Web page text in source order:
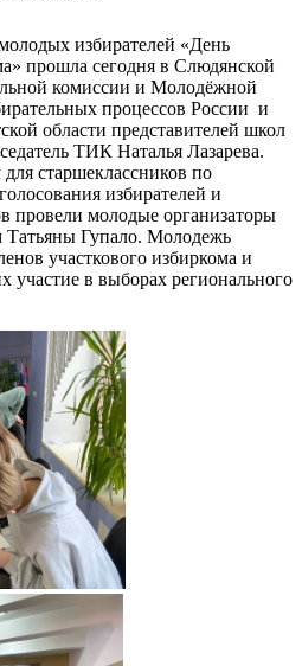
избирателей «День
прошла сегодня в Слюдянской
комиссии и Молодёжной
процессов России и
области представителей школ
ТИК Наталья Лазарева.
старшеклассников по
избирателей и
провели молодые организаторы
Татьяны Гупало. Молодежь
участкового избиркома и
в выборах регионального